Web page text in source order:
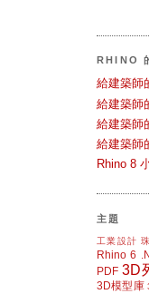
RHINO
給建築師
給建築師
給建築師
給建築師
Rhino 8
主題
工業設計
Rhino 6
PDF 3D
3D模型庫